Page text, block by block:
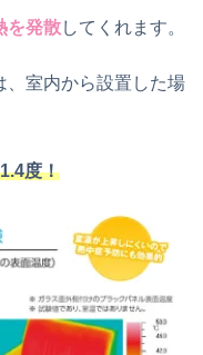
を発散してくれます。
、室内から設置した場
度！